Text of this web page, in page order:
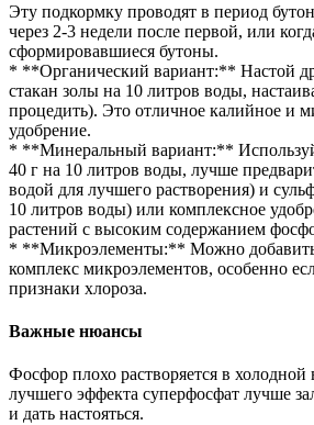
Эту подкормку проводят в период
через 2-3 недели после первой, или
сформировавшиеся бутоны.
* **Органический вариант:** Настой
стакан золы на 10 литров воды,
процедить). Это отличное калийное и
удобрение.
* **Минеральный вариант:**
40 г на 10 литров воды, лучше
водой для лучшего растворения) и
10 литров воды) или комплексное
растений с высоким содержанием
* **Микроэлементы:** Можно добавить
комплекс микроэлементов, особенно
признаки хлороза.
Важные нюансы
Фосфор плохо растворяется в холодной
лучшего эффекта суперфосфат лучше
и дать настояться.